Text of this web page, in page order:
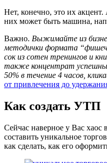
Нет, конечно, это их
них может быть машина,
Важно. Выжимайте из
методички формата
сок из сотен тренингов и
также концентрат
50% в течение 4 часов,
от привлечения до
Как создать УТП
Сейчас наверное у Вас хаос
составить уникальное
как сделать, как его